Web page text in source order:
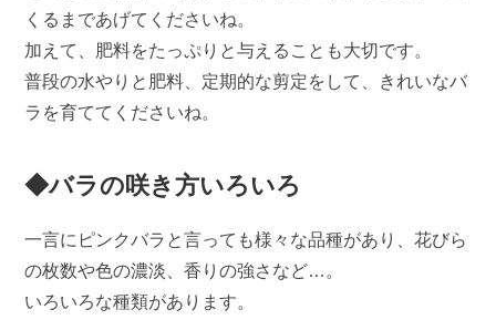
くるまであげてくださいね。
加えて、肥料をたっぷりと与えることも大切です。
普段の水やりと肥料、定期的な剪定をして、きれいなバ
ラを育ててくださいね。
◆バラの咲き方いろいろ
一言にピンクバラと言っても様々な品種があり、花びら
の枚数や色の濃淡、香りの強さなど…。
いろいろな種類があります。